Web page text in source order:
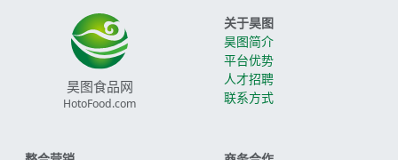
昊图食品网
HotoFood.com
关于昊图
昊图简介
平台优势
人才招聘
联系方式